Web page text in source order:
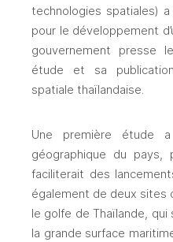
technologies spatiales)
pour le développement
gouvernement presse
étude et sa
spatiale thaïlandaise.
Une première étude
géographique du pays,
faciliterait des
également de deux sites
le golfe de Thaïlande, qui
la grande surface